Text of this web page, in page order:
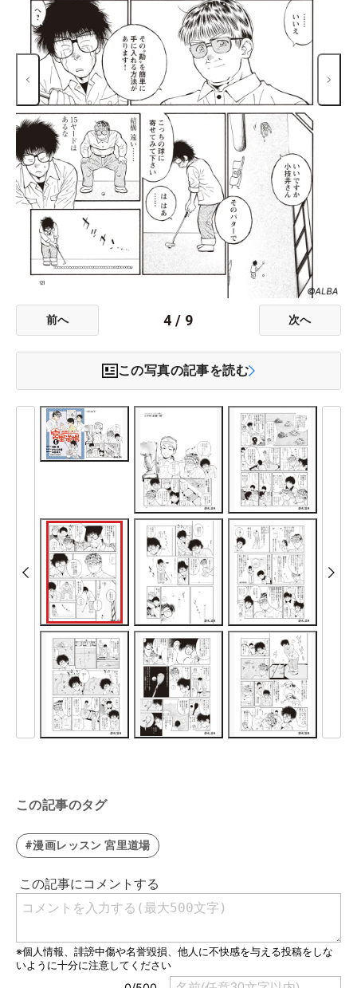
前へ 4 / 9 次へ
この写真の記事を読む
この記事のタグ
#漫画レッスン 宮里道場